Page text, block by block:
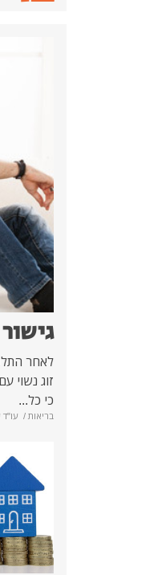
לאחר
זוג נשוי
כי כל...
בריאות / עו"ד